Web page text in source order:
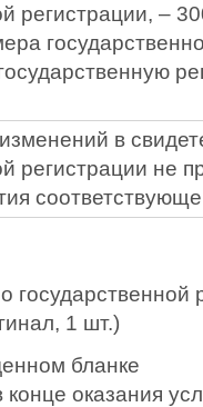
регистрации, –
в
регистрации не
государственной
1 шт.)
бланке
оказания